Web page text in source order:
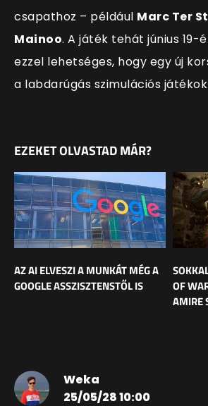
csapathoz – például Marc Ter
Mainoo. A játék tehát június 19-
ezzel lehetséges, hogy egy új
a labdarúgás szimulációs
EZEKET OLVASTAD MÁR?
AZ AI ELVESZI A MUNKÁT MÉG A
GOOGLE ASSZISZTENSTŐL IS
OF
AMIRE
Weka
25/05/28 10:00